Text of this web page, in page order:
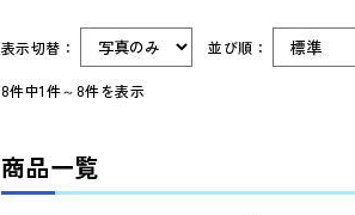
表示切替： 並び順：
8件中1件～8件を表示
商品一覧